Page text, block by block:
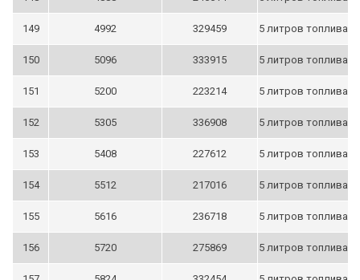
149 4992 329459 5 литров топлива
150 5096 333915 5 литров топлива
151 5200 223214 5 литров топлива
152 5305 336908 5 литров топлива
153 5408 227612 5 литров топлива
154 5512 217016 5 литров топлива
155 5616 236718 5 литров топлива
156 5720 275869 5 литров топлива